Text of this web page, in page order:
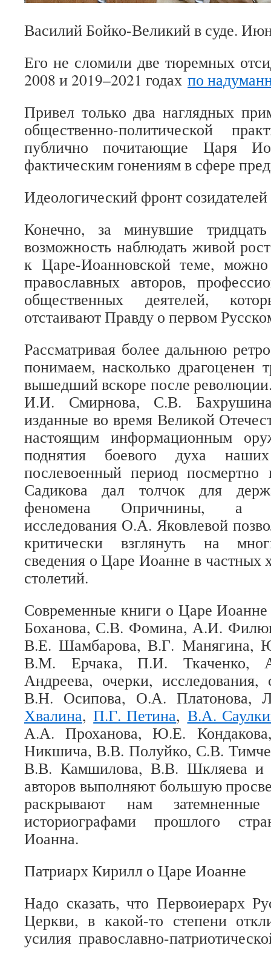
Василий Бойко-Великий в суде.
Его не сломили две тюремных
2008 и 2019–2021 годах по
Привел только два наглядных
общественно-политической
публично почитающие Царя
фактическим гонениям в сфере
Идеологический фронт созидателей
Конечно, за минувшие
возможность наблюдать живой
к Царе-Иоанновской теме,
православных авторов,
общественных деятелей,
отстаивают Правду о первом
Рассматривая более дальнюю
понимаем, насколько драгоценен
вышедший вскоре после
И.И. Смирнова, С.В.
изданные во время Великой
настоящим информационным
поднятия боевого духа
послевоенный период
Садикова дал толчок для
феномена Опричнины, а
исследования О.А. Яковлевой
критически взглянуть на
сведения о Царе Иоанне в
столетий.
Современные книги о Царе
Боханова, С.В. Фомина, А.И.
В.Е. Шамбарова, В.Г. Манягина,
В.М. Ерчака, П.И. Ткаченко,
Андреева, очерки, исследования,
В.Н. Осипова, О.А. Платонова,
Хвалина,П.Г. Петина, В.А.
А.А. Проханова, Ю.Е.
Никшича, В.В. Полуйко, С.В.
В.В. Камшилова, В.В. Шкляева и
авторов выполняют большую
раскрывают нам
историографами прошлого
Иоанна.
Патриарх Кирилл о Царе Иоанне
Надо сказать, что Первоиерарх
Церкви, в какой-то степени
усилия православно-